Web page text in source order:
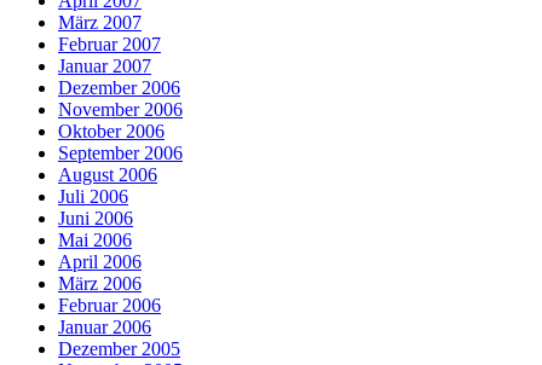
März 2007
Februar 2007
Januar 2007
Dezember 2006
November 2006
Oktober 2006
September 2006
August 2006
Juli 2006
Juni 2006
Mai 2006
April 2006
März 2006
Februar 2006
Januar 2006
Dezember 2005